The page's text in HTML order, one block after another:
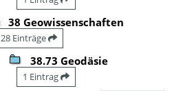
38 Geowissenschaften
28 Einträge
38.73 Geodäsie
1 Eintrag